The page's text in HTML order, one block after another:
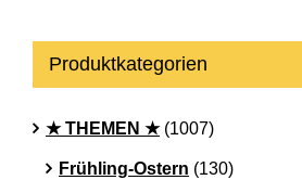
Produktkategorien
★ THEMEN ★ (1007)
Frühling-Ostern (130)